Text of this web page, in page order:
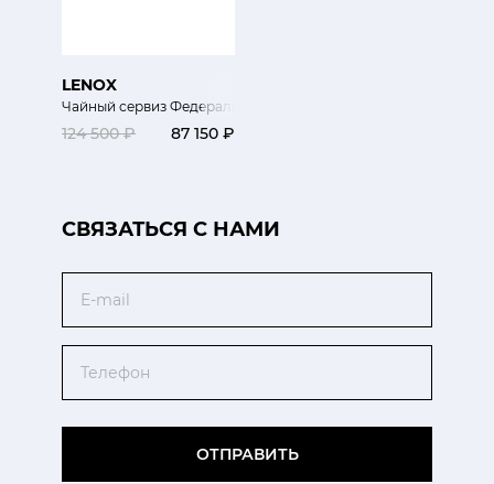
LENOX
Чайный сервиз Федеральный, платиновый кант
124 500 ₽ 87 150 ₽
CВЯЗАТЬСЯ С НАМИ
ОТПРАВИТЬ